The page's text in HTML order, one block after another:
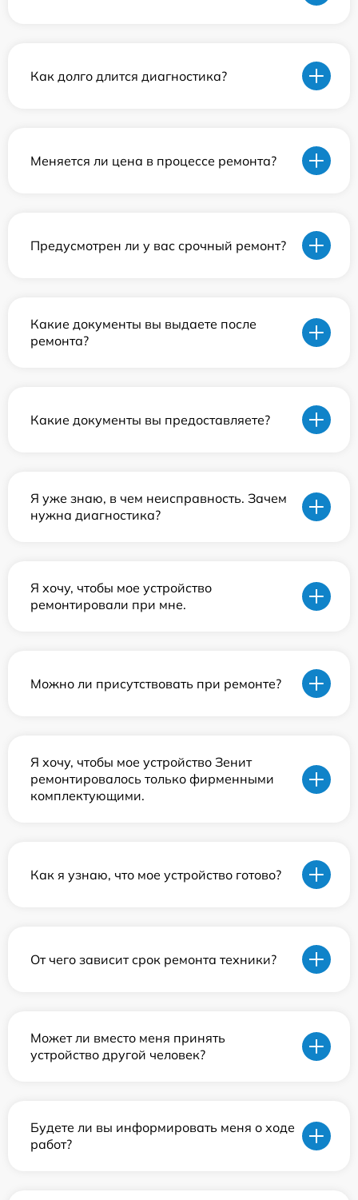
Как долго длится диагностика?
Меняется ли цена в процессе ремонта?
Предусмотрен ли у вас срочный ремонт?
Какие документы вы выдаете после
ремонта?
Какие документы вы предоставляете?
Я уже знаю, в чем неисправность. Зачем
нужна диагностика?
Я хочу, чтобы мое устройство
ремонтировали при мне.
Можно ли присутствовать при ремонте?
Я хочу, чтобы мое устройство Зенит
ремонтировалось только фирменными
комплектующими.
Как я узнаю, что мое устройство готово?
От чего зависит срок ремонта техники?
Может ли вместо меня принять
устройство другой человек?
Будете ли вы информировать меня о ходе
работ?